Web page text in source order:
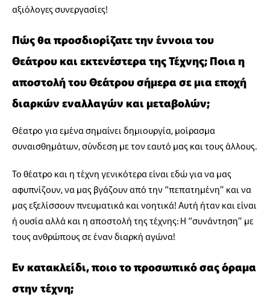
αξιόλογες συνεργασίες!
Πώς θα προσδιορίζατε την έννοια του
Θεάτρου και εκτενέστερα της Τέχνης; Ποια η
αποστολή του Θεάτρου σήμερα σε μια εποχή
διαρκών εναλλαγών και μεταβολών;
Θέατρο για εμένα σημαίνει δημιουργία, μοίρασμα
συναισθημάτων, σύνδεση με τον εαυτό μας και τους άλλους.
Το θέατρο και η τέχνη γενικότερα είναι εδώ για να μας
αφυπνίζουν, να μας βγάζουν από την “πεπατημένη” και να
μας εξελίσσουν πνευματικά και νοητικά! Αυτή ήταν και είναι
ή ουσία αλλά και η αποστολή της τέχνης: Η “συνάντηση” με
τους ανθρώπους σε έναν διαρκή αγώνα!
Εν κατακλείδι, ποιο το προσωπικό σας όραμα
στην τέχνη;